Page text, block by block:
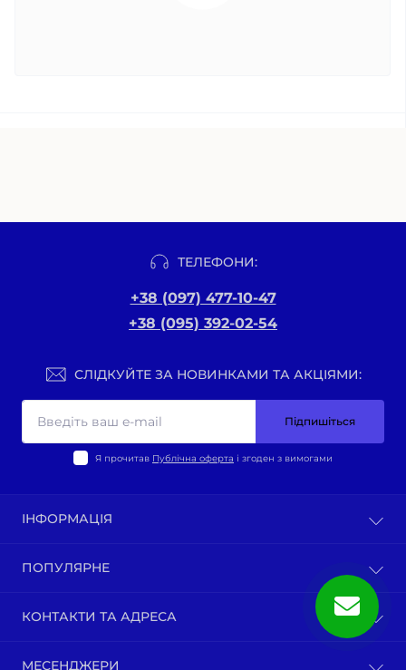
ТЕЛЕФОНИ:
+38 (097) 477-10-47
+38 (095) 392-02-54
СЛІДКУЙТЕ ЗА НОВИНКАМИ ТА АКЦІЯМИ:
Підпишіться
Я прочитав Публічна оферта і згоден з вимогами
ІНФОРМАЦІЯ
Політика конфіденційності
Про нас
Карта сайту
ПОПУЛЯРНЕ
Запчастини по моделям мотоциклів
КОНТАКТИ ТА АДРЕСА
МЕСЕНДЖЕРИ